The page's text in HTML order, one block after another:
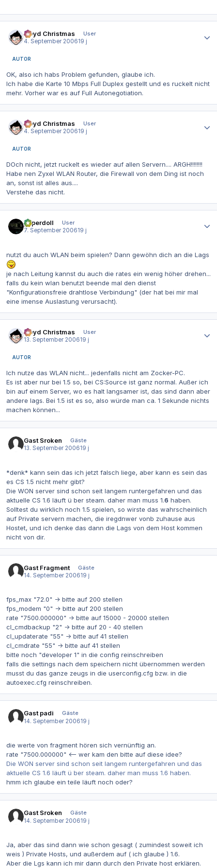
Lloyd Christmas
User
4. September 200619 j
AUTOR
OK, also ich habs Problem gefunden, glaube ich.
Ich habe die Karte 10 Mbps Full Duplex gestellt und es ruckelt nicht
mehr. Vorher war es auf Full Autonegotiation.
Lloyd Christmas
User
4. September 200619 j
AUTOR
DOch nicht, jetzt ruckelt es wieder auf allen Servern.... ARGH!!!!!!!!
Habe nen Zyxel WLAN Router, die Firewall von dem Ding ist noch
an, sonst ist alles aus....
Verstehe das nicht.
paperdoll
User
7. September 200619 j
nutzt du auch WLAN beim spielen? Dann gewöhn dich an die Lags
je nach Leitung kannst du auch die rates ein wenig höher drehen...
falls du kein wlan benutzt beende mal den dienst
"Konfigurationsfreie drahtlose Verbindung" (der hat bei mir mal
eine imense Auslastung verursacht).
Lloyd Christmas
User
13. September 200619 j
AUTOR
Ich nutze das WLAN nicht... jedenfalls nicht am Zocker-PC.
Es ist aber nur bei 1.5 so, bei CS:Source ist ganz normal. Außer ich
bin auf einem Server, wo es halt langsamer ist, das sind dann aber
andere lags. Bei 1.5 ist es so, also würde man ca. 1 Sekunde nichts
machen können...
Gast Sroken
Gäste
13. September 200619 j
*denk* kann sein das ich jetzt falsch liege, aber kann es sein das
es CS 1.5 nicht mehr gibt?
Die WON server sind schon seit langem runtergefahren und das
aktuelle CS 1.6 läuft ü ber steam. daher man muss 1.6 haben.
Solltest du wirklich noch 1.5 spielen, so wirste das wahrscheinlich
auf Private servern machen, die iregdnwer vonb zuhause aus
Hostet, und ich denke das dann die Lags von dem Host kommen
nicht von dir.
Gast Fragment
Gäste
14. September 200619 j
fps_max "72.0" -> bitte auf 200 stellen
fps_modem "0" -> bitte auf 200 stellen
rate "7500.000000" -> bitte auf 15000 - 20000 stellen
cl_cmdbackup "2" -> bitte auf 20 - 40 stellen
cl_updaterate "55" -> bitte auf 41 stellen
cl_cmdrate "55" -> bitte auf 41 stellen
bitte noch "developer 1" in die config reinschreiben
falls die settings nach dem speichern nicht übernommen werden
musst du das ganze zeugs in die userconfig.cfg bzw. in die
autoexec.cfg reinschreiben.
Gast padi
Gäste
14. September 200619 j
die werte von fragment hören sich vernünftig an.
rate "7500.000000" <-- wer kam den bitte auf diese idee?
Die WON server sind schon seit langem runtergefahren und das
aktuelle CS 1.6 läuft ü ber steam. daher man muss 1.6 haben.
hmm ich glaube ein teile läuft noch oder?
Gast Sroken
Gäste
14. September 200619 j
Ja, aber das sind dann wie schon gesagt ( zumindest soweit ich
weis ) Private Hosts, und außerdem auf ( ich glaube ) 1.6.
Aber die Lgs kann ich mir dann durch den Private host erklären.